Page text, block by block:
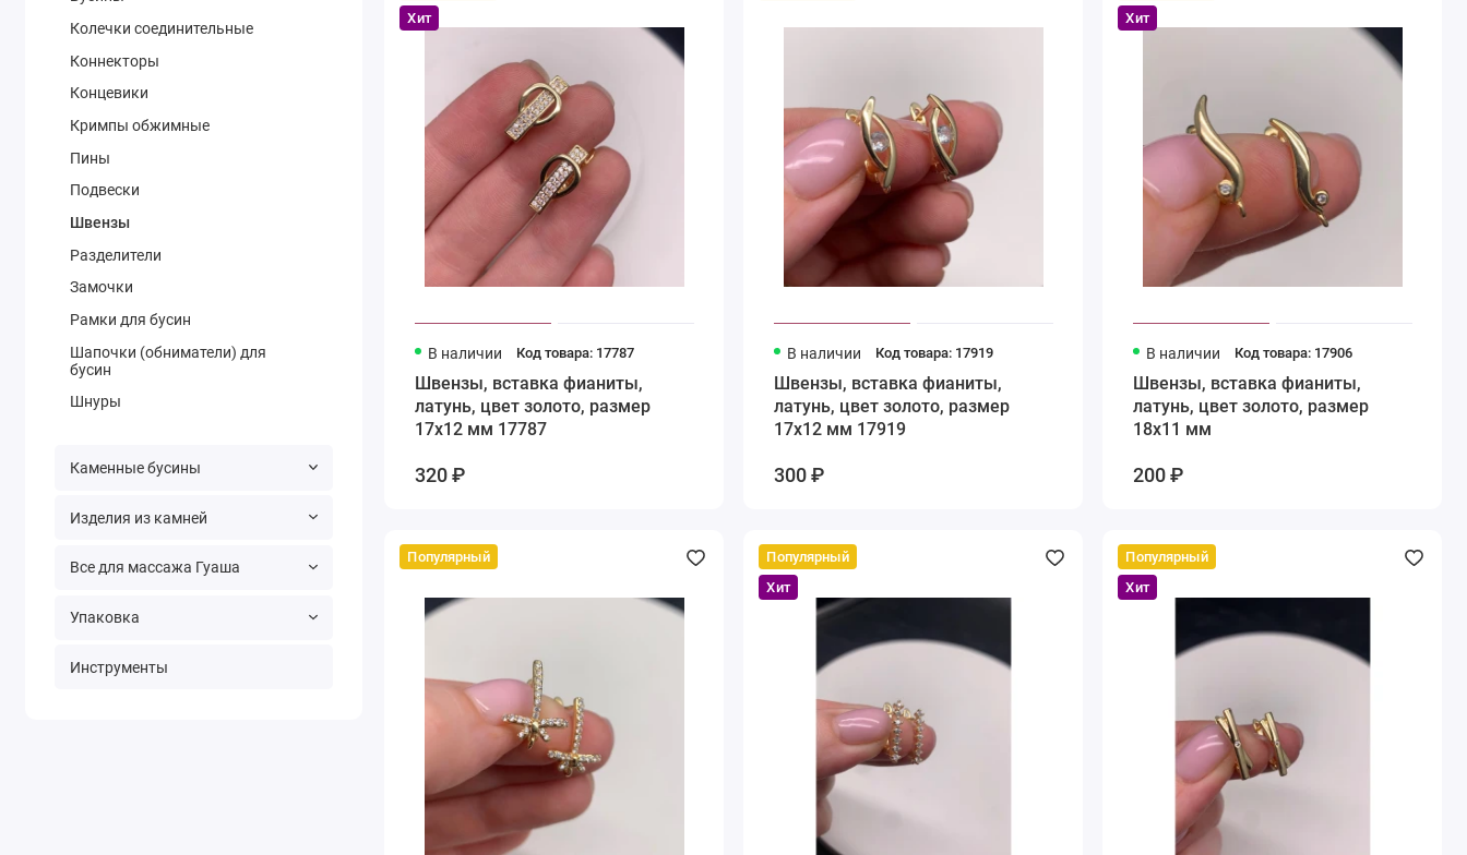
Колечки соединительные
Коннекторы
Концевики
Кримпы обжимные
Пины
Подвески
Швензы
Разделители
Замочки
Рамки для бусин
Шапочки (обниматели) для
бусин
Шнуры
Каменные бусины
Изделия из камней
Все для массажа Гуаша
Упаковка
Инструменты
Хит
В наличии Код товара: 17787
Швензы, вставка фианиты,
латунь, цвет золото, размер
17х12 мм 17787
320 ₽
В наличии Код товара: 17919
Швензы, вставка фианиты,
латунь, цвет золото, размер
17х12 мм 17919
300 ₽
Хит
В наличии Код товара: 17906
Швензы, вставка фианиты,
латунь, цвет золото, размер
18х11 мм
200 ₽
Популярный
Популярный
Хит
Популярный
Хит